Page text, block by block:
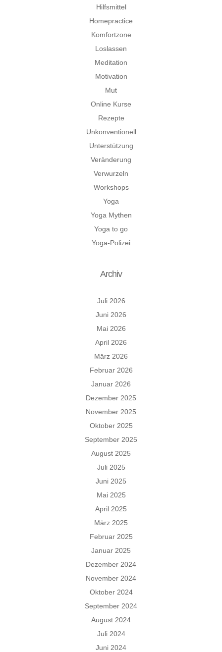
Hilfsmittel
Homepractice
Komfortzone
Loslassen
Meditation
Motivation
Mut
Online Kurse
Rezepte
Unkonventionell
Unterstützung
Veränderung
Verwurzeln
Workshops
Yoga
Yoga Mythen
Yoga to go
Yoga-Polizei
Archiv
Juli 2026
Juni 2026
Mai 2026
April 2026
März 2026
Februar 2026
Januar 2026
Dezember 2025
November 2025
Oktober 2025
September 2025
August 2025
Juli 2025
Juni 2025
Mai 2025
April 2025
März 2025
Februar 2025
Januar 2025
Dezember 2024
November 2024
Oktober 2024
September 2024
August 2024
Juli 2024
Juni 2024